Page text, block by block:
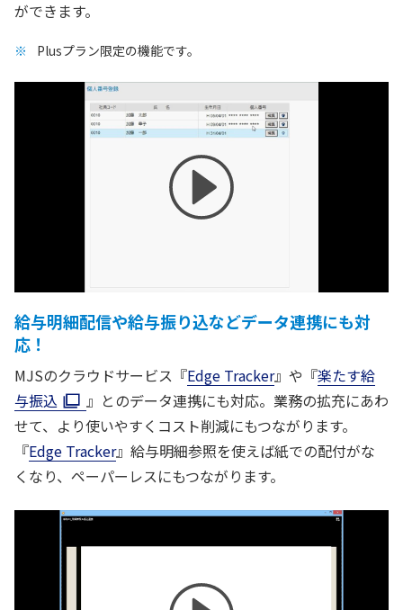
ができます。
Plusプラン限定の機能です。
給与明細配信や給与振り込などデータ連携にも対
応！
MJSのクラウドサービス『Edge Tracker』や『楽たす給
与振込
』とのデータ連携にも対応。業務の拡充にあわ
せて、より使いやすくコスト削減にもつながります。
『Edge Tracker』給与明細参照を使えば紙での配付がな
くなり、ペーパーレスにもつながります。